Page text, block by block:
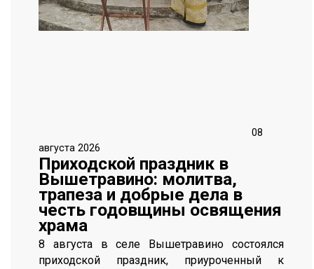
08
августа 2026
Приходской праздник в
Вышетравино: молитва,
трапеза и добрые дела в
честь годовщины освящения
храма
8 августа в селе Вышетравино состоялся
приходской праздник, приуроченный к